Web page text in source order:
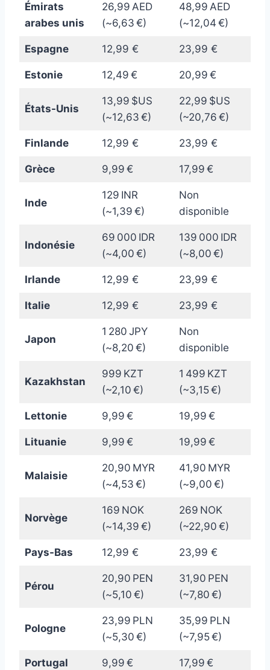
Émirats
arabes unis
26,99 AED
(~6,63 €)
48,99 AED
(~12,04 €)
Espagne 12,99 € 23,99 €
Estonie 12,49 € 20,99 €
États-Unis
13,99 $US
(~12,63 €)
22,99 $US
(~20,76 €)
Finlande 12,99 € 23,99 €
Grèce 9,99 € 17,99 €
Inde
129 INR
(~1,39 €)
Non
disponible
Indonésie
69 000 IDR
(~4,00 €)
139 000 IDR
(~8,00 €)
Irlande 12,99 € 23,99 €
Italie 12,99 € 23,99 €
Japon
1 280 JPY
(~8,20 €)
Non
disponible
Kazakhstan
999 KZT
(~2,10 €)
1 499 KZT
(~3,15 €)
Lettonie 9,99 € 19,99 €
Lituanie 9,99 € 19,99 €
Malaisie
20,90 MYR
(~4,53 €)
41,90 MYR
(~9,00 €)
Norvège
169 NOK
(~14,39 €)
269 NOK
(~22,90 €)
Pays-Bas 12,99 € 23,99 €
Pérou
20,90 PEN
(~5,10 €)
31,90 PEN
(~7,80 €)
Pologne
23,99 PLN
(~5,30 €)
35,99 PLN
(~7,95 €)
Portugal 9,99 € 17,99 €